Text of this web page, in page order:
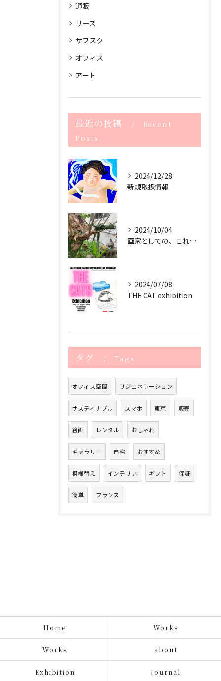
通販
リース
サブスク
オフィス
アート
最近の投稿
Recent
Posts
2024/12/28
新規取扱情報
2024/10/04
画家としての、これからのサスティナブル
2024/07/08
THE CAT exhibition
タグ Tags
オフィス空間 リジェネレーション
サスティナブル スマホ 東京 販売
絵画 レンタル おしゃれ
ギャラリー 自宅 おすすめ
模様替え インテリア ギフト 保証
簡単 フランス
Home Works
Works about
Exhibition Journal